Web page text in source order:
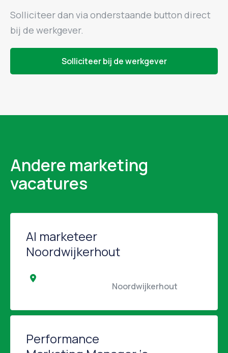
Solliciteer dan via onderstaande button direct
bij de werkgever.
Solliciteer bij de werkgever
Andere marketing
vacatures
AI marketeer
Noordwijkerhout
Performance